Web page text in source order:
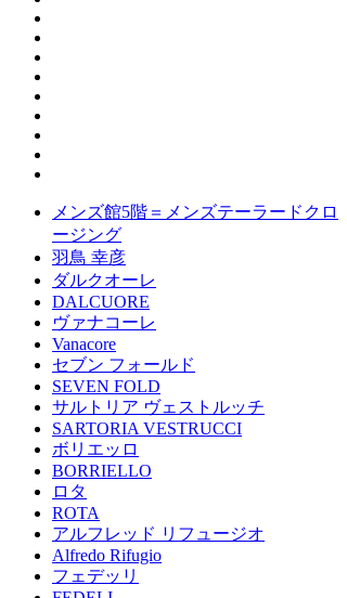
メンズ館5階＝メンズテーラードクロ
ージング
羽鳥 幸彦
ダルクオーレ
DALCUORE
ヴァナコーレ
Vanacore
セブン フォールド
SEVEN FOLD
サルトリア ヴェストルッチ
SARTORIA VESTRUCCI
ボリエッロ
BORRIELLO
ロタ
ROTA
アルフレッド リフュージオ
Alfredo Rifugio
フェデッリ